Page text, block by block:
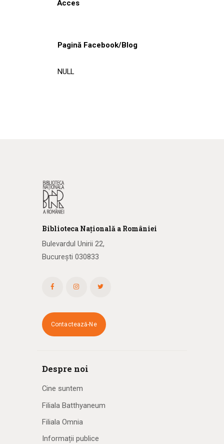
Acces
Pagină Facebook/Blog
NULL
Biblioteca Națională a României
Bulevardul Unirii 22,
București 030833
Contactează-Ne
Despre noi
Cine suntem
Filiala Batthyaneum
Filiala Omnia
Informații publice